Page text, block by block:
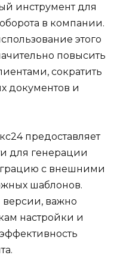
инструмент для
в компании.
этого
повысить
сократить
документов и
предоставляет
для генерации
с внешними
шаблонов.
важно
настройки и